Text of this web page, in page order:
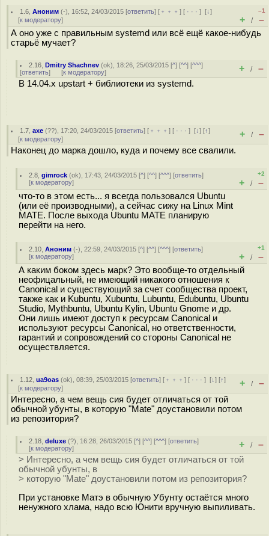
1.6 ,Аноним (-), 16:52, 24/03/2015 [ответить] [ ﹢﹢﹢] [ · · ·][↓]
[к модератору]
–1
+ / –
А оно уже с правильным systemd или всё ещё какое-нибудь
старьё мучает?
2.16 ,Dmitry Shachnev (ok), 18:26, 25/03/2015 [^] [^^] [^^^]
[ответить] [к модератору] + / –
В 14.04.x upstart + библиотеки из systemd.
1.7 ,axe (??), 17:20, 24/03/2015 [ответить] [ ﹢﹢﹢] [ · · ·][↓] [↑]
[к модератору] + / –
Наконец до марка дошло, куда и почему все свалили.
2.8 ,gimrock (ok), 17:43, 24/03/2015 [^] [^^] [^^^] [ответить]
[к модератору]
+2
+ / –
что-то в этом есть... я всегда пользовался Ubuntu
(или её производными), а сейчас сижу на Linux Mint
MATE. После выхода Ubuntu MATE планирую
перейти на него.
2.10 ,Аноним (-), 22:59, 24/03/2015 [^] [^^] [^^^] [ответить]
[к модератору]
+1
+ / –
А каким боком здесь марк? Это вообще-то отдельный
неофицальный, не имеющий никакого отношения к
Canonical и существующий за счет сообщества проект,
также как и Kubuntu, Xubuntu, Lubuntu, Edubuntu, Ubuntu
Studio, Mythbuntu, Ubuntu Kylin, Ubuntu Gnome и др.
Они лишь имеют доступ к ресурсам Canonical и
используют ресурсы Canonical, но ответственности,
гарантий и сопровождений со стороны Canonical не
осуществляется.
1.12 ,ua9oas (ok), 08:39, 25/03/2015 [ответить] [ ﹢﹢﹢] [ · · ·][↓] [↑]
[к модератору] + / –
Интересно, а чем вещь сия будет отличаться от той
обычной убунты, в которую "Mate" доустановили потом
из репозитория?
2.18 ,deluxe (?), 16:28, 26/03/2015 [^] [^^] [^^^] [ответить]
[к модератору] + / –
> Интересно, а чем вещь сия будет отличаться от той
обычной убунты, в
> которую "Mate" доустановили потом из репозитория?
При установке Матэ в обычную Убунту остаётся много
ненужного хлама, надо всю Юнити вручную выпиливать.